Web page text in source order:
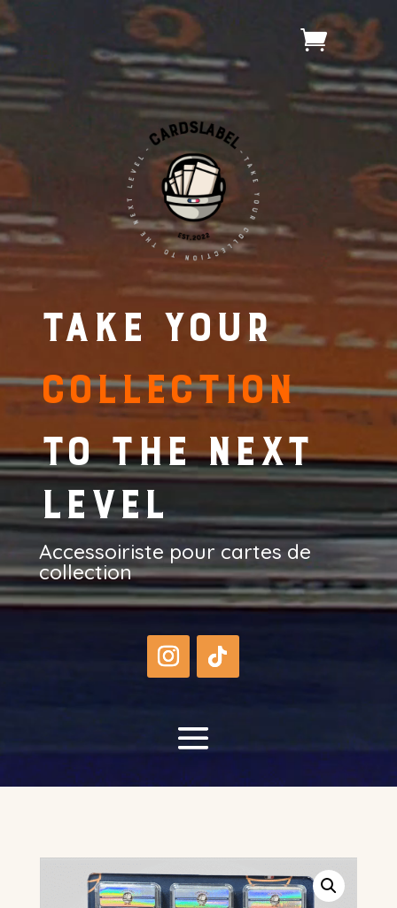
Lecteur
vidéo
Take your
collection
to the next
level
Accessoiriste pour cartes de
collection